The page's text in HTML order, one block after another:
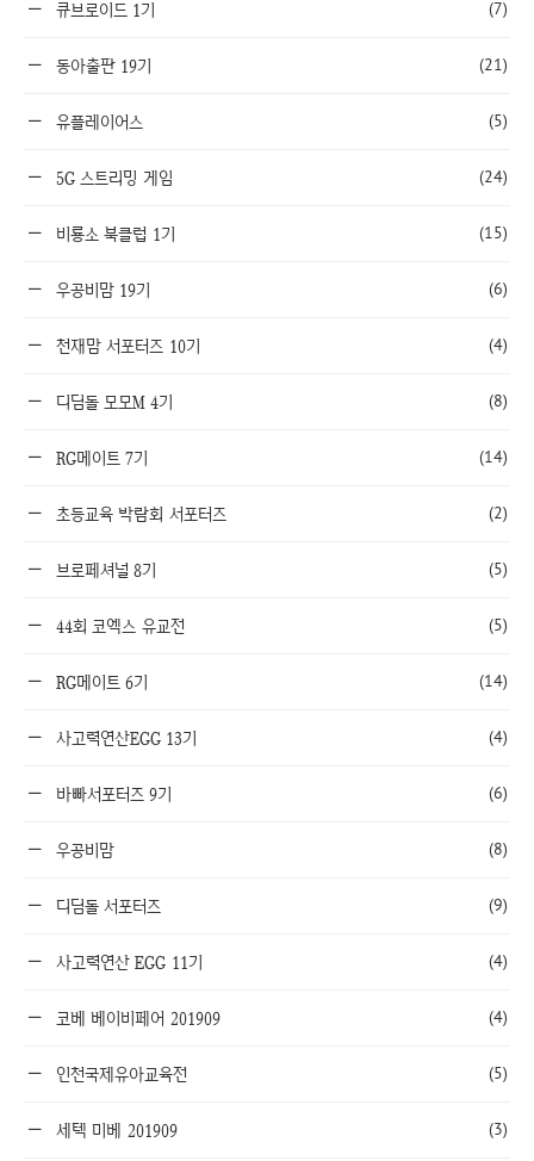
큐브로이드 1기 (7)
동아출판 19기 (21)
유플레이어스 (5)
5G 스트리밍 게임 (24)
비룡소 북클럽 1기 (15)
우공비맘 19기 (6)
천재맘 서포터즈 10기 (4)
디딤돌 모모M 4기 (8)
RG메이트 7기 (14)
초등교육 박람회 서포터즈 (2)
브로페셔널 8기 (5)
44회 코엑스 유교전 (5)
RG메이트 6기 (14)
사고력연산EGG 13기 (4)
바빠서포터즈 9기 (6)
우공비맘 (8)
디딤돌 서포터즈 (9)
사고력연산 EGG 11기 (4)
코베 베이비페어 201909 (4)
인천국제유아교육전 (5)
세텍 미베 201909 (3)